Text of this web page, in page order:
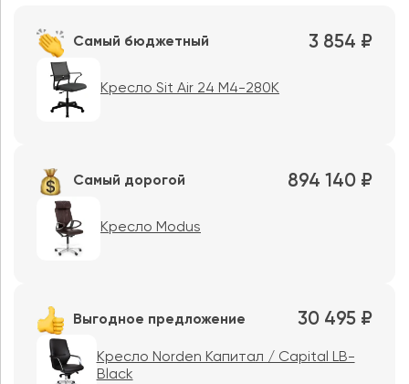
Самый бюджетный 3 854 ₽
Кресло Sit Air 24 M4-280K
Самый дорогой 894 140 ₽
Кресло Modus
Выгодное предложение 30 495 ₽
Кресло Norden Капитал / Capital LB-
Black